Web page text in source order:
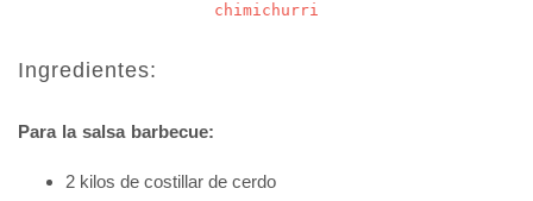
chimichurri
Ingredientes:
Para la salsa barbecue:
2 kilos de costillar de cerdo